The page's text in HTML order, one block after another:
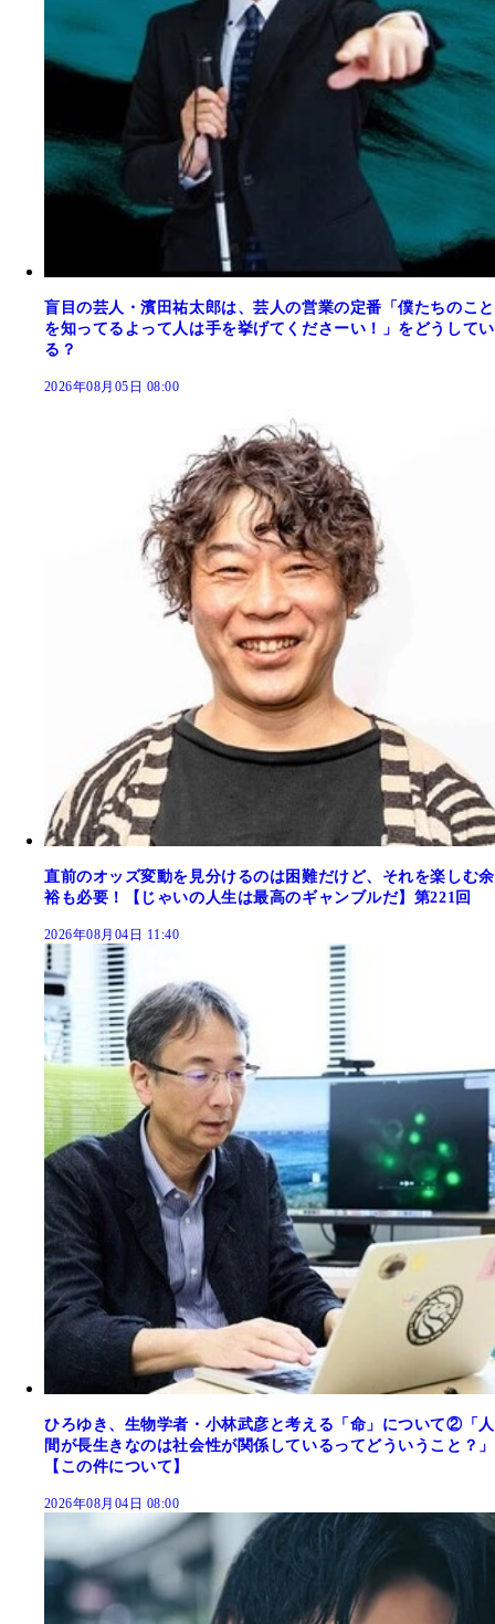
盲目の芸人・濱田祐太郎は、芸人の営業の定番「僕たちのこと
を知ってるよって人は手を挙げてくださーい！」をどうしてい
る？
2026年08月05日 08:00
直前のオッズ変動を見分けるのは困難だけど、それを楽しむ余
裕も必要！【じゃいの人生は最高のギャンブルだ】第221回
2026年08月04日 11:40
ひろゆき、生物学者・小林武彦と考える「命」について②「人
間が長生きなのは社会性が関係しているってどういうこと？」
【この件について】
2026年08月04日 08:00